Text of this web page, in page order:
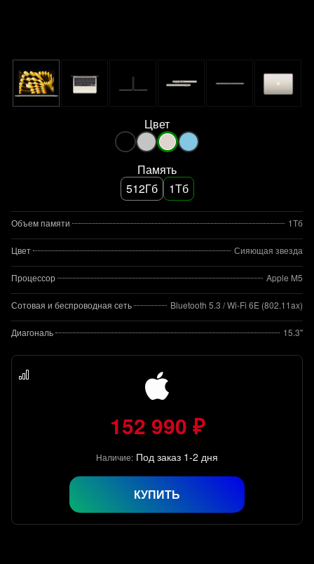
Цвет
Память
512Гб
1Тб
Объем памяти 1Тб
Цвет Сияющая звезда
Процессор Apple M5
Сотовая и беспроводная сеть Bluetooth 5.3 / Wi-Fi 6E (802.11ax)
Диагональ 15.3"
152 990 ₽
Наличие: Под заказ 1-2 дня
КУПИТЬ